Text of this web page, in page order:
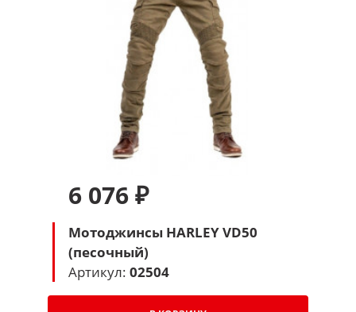
6 076 ₽
Мотоджинсы HARLEY VD50
(песочный)
Артикул: 02504